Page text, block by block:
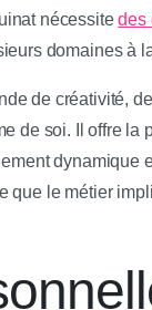
nécessitedes
domaines à
de créativité,
de soi. Il offre
dynamique
le métier